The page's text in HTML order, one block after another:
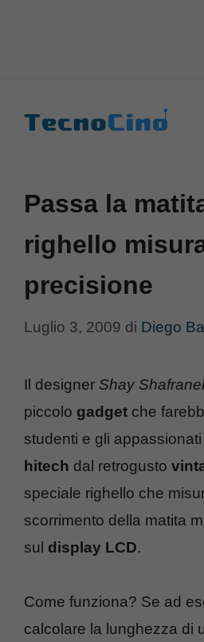
Passa la
righello
precisione
Luglio 3, 2009 di Diego
Il designer Shay
piccolo gadget che
studenti e gli
hitech dal retrogusto
speciale righello che
scorrimento della matita
sul display LCD.
Come funziona? Se ad
calcolare la lunghezza di